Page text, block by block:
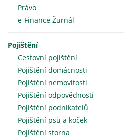
Právo
e-Finance Žurnál
Pojištění
Cestovní pojištění
Pojištění domácnosti
Pojištění nemovitosti
Pojištění odpovědnosti
Pojištění podnikatelů
Pojištění psů a koček
Pojištění storna